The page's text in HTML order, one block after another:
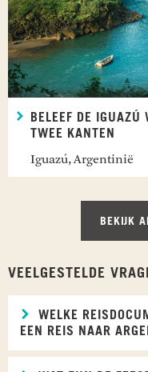
BELEEF DE IGUAZÚ
TWEE KANTEN
Iguazú, Argentinië
BEKIJK
VEELGESTELDE
WELKE
EEN REIS NAAR